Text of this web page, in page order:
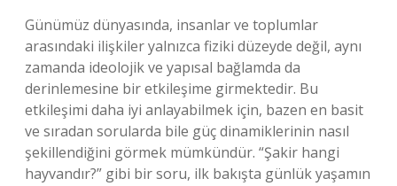
Günümüz dünyasında, insanlar ve toplumlar
arasındaki ilişkiler yalnızca fiziki düzeyde değil, aynı
zamanda ideolojik ve yapısal bağlamda da
derinlemesine bir etkileşime girmektedir. Bu
etkileşimi daha iyi anlayabilmek için, bazen en basit
ve sıradan sorularda bile güç dinamiklerinin nasıl
şekillendiğini görmek mümkündür. “Şakir hangi
hayvandır?” gibi bir soru, ilk bakışta günlük yaşamın